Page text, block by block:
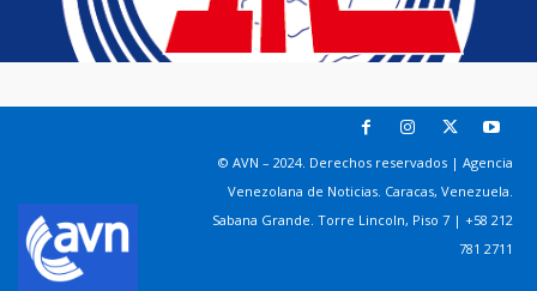
© AVN – 2024. Derechos reservados | Agencia
Venezolana de Noticias. Caracas, Venezuela.
Sabana Grande. Torre Lincoln, Piso 7 | +58 212
781 2711